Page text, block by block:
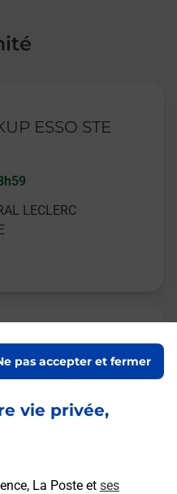
vie privée,
La Poste et ses
pas accepter et fermer
ESSO STE
LECLERC
GALLIENI